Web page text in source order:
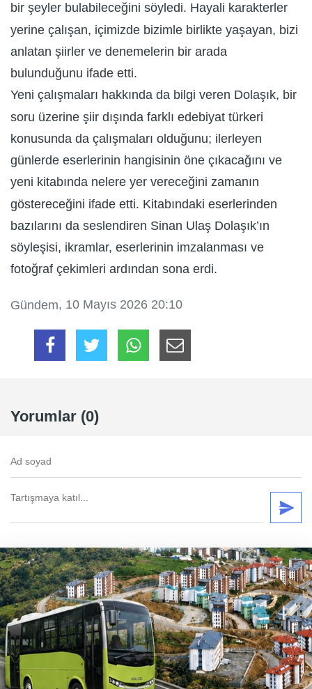
bir şeyler bulabileceğini söyledi. Hayali karakterler
yerine çalışan, içimizde bizimle birlikte yaşayan, bizi
anlatan şiirler ve denemelerin bir arada
bulunduğunu ifade etti.
Yeni çalışmaları hakkında da bilgi veren Dolaşık, bir
soru üzerine şiir dışında farklı edebiyat türkeri
konusunda da çalışmaları olduğunu; ilerleyen
günlerde eserlerinin hangisinin öne çıkacağını ve
yeni kitabında nelere yer vereceğini zamanın
göstereceğini ifade etti. Kitabındaki eserlerinden
bazılarını da seslendiren Sinan Ulaş Dolaşık’ın
söyleşisi, ikramlar, eserlerinin imzalanması ve
fotoğraf çekimleri ardından sona erdi.
Gündem, 10 Mayıs 2026 20:10
Yorumlar (0)